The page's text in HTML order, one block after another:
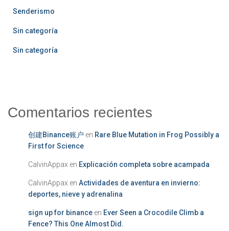
Senderismo
Sin categoría
Sin categoría
Comentarios recientes
创建Binance账户 en Rare Blue Mutation in Frog Possibly a
First for Science
CalvinAppax en Explicación completa sobre acampada
CalvinAppax en Actividades de aventura en invierno:
deportes, nieve y adrenalina
sign up for binance en Ever Seen a Crocodile Climb a
Fence? This One Almost Did.